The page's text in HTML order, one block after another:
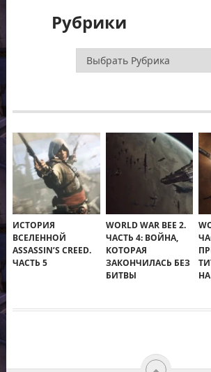
Рубрики
Рубрики
ИСТОРИЯ
ВСЕЛЕННОЙ
ASSASSIN’S CREED.
ЧАСТЬ 5
WORLD WAR BEE 2.
ЧАСТЬ 4: ВОЙНА,
КОТОРАЯ
ЗАКОНЧИЛАСЬ БЕЗ
БИТВЫ